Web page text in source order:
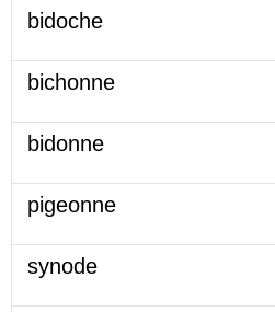
bidoche
bichonne
bidonne
pigeonne
synode